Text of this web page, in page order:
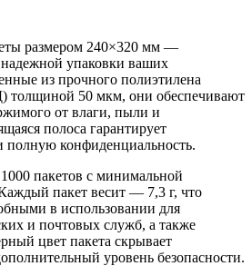
размером 240×320 мм —
упаковки ваших
из прочного полиэтилена
толщиной 50 мкм, они обеспечивают
от влаги, пыли и
полоса гарантирует
полную конфиденциальность.
пакетов с минимальной
пакет весит — 7,3 г, что
в использовании для
и почтовых служб, а также
цвет пакета скрывает
уровень безопасности.